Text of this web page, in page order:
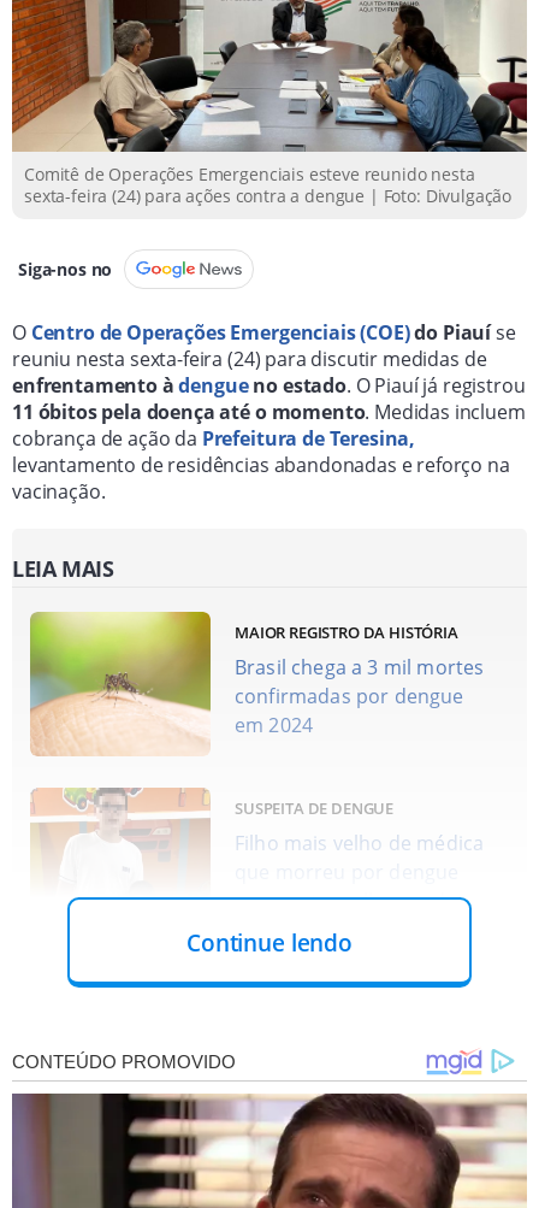
Comitê de Operações Emergenciais esteve reunido nesta
sexta-feira (24) para ações contra a dengue | Foto: Divulgação
Siga-nos no
O Centro de Operações Emergenciais (COE)do Piauíse
reuniu nesta sexta-feira (24) para discutir medidas de
enfrentamento àdengueno estado. O Piauí já registrou
11 óbitos pela doença até o momento. Medidas incluem
cobrança de ação da Prefeitura de Teresina,
levantamento de residências abandonadas e reforço na
vacinação.
LEIA MAIS
MAIOR REGISTRO DA HISTÓRIA
Brasil chega a 3 mil mortes
confirmadas por dengue
em 2024
SUSPEITA DE DENGUE
Filho mais velho de médica
apresenta melhora e deve
ter alta em breve
Epidemia da dengue: o uso
de repelente é mesmo
eficaz para a prevenção?
ALERTA
Continue lendo